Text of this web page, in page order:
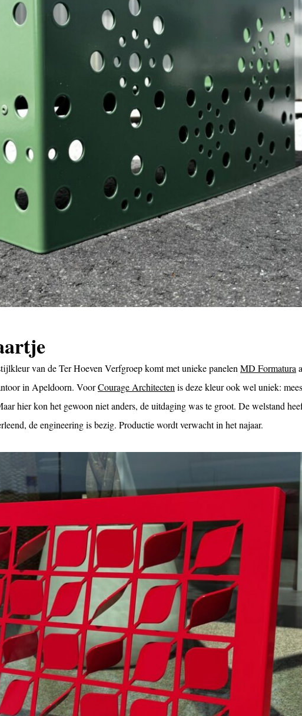
van de Ter Hoeven Verfgroep komt met unieke panelenMD Formatura
in Apeldoorn. VoorCourage Architectenis deze kleur ook wel uniek:
hier kon het gewoon niet anders, de uitdaging was te groot. De welstand
de engineering is bezig. Productie wordt verwacht in het najaar.